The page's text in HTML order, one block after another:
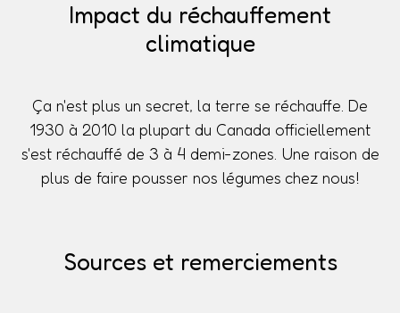
Impact du réchauffement
climatique
Ça n'est plus un secret, la terre se réchauffe. De
1930 à 2010 la plupart du Canada officiellement
s'est réchauffé de 3 à 4 demi-zones. Une raison de
plus de faire pousser nos légumes chez nous!
Sources et remerciements